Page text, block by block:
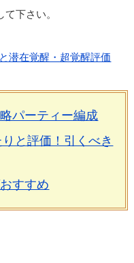
下さい。
潜在覚醒・超覚醒評価
パーティー編成
と評価！引くべき
すすめ